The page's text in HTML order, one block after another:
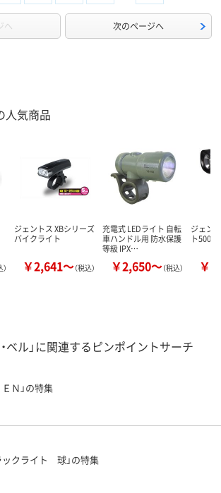
へ 次のページへ
人気商品
ジェントス XBシリーズ
バイクライト
￥2,641～（税込）
充電式 LEDライト 自転
車ハンドル用 防水保護
等級 IPX…
￥2,650～（税込）
ジェン
ト500
￥
ベル」に関連するピンポイントサーチ
ＥＮ」の特集
ックライト 球」の特集